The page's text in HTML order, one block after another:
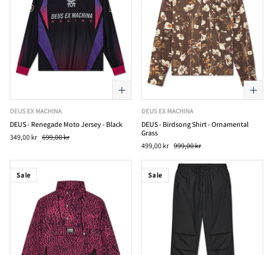
DEUS EX MACHINA
DEUS - Renegade Moto Jersey - Black
349,00 kr 699,00 kr
DEUS EX MACHINA
DEUS - Birdsong Shirt - Ornamental
Grass
499,00 kr 999,00 kr
Sale Sale